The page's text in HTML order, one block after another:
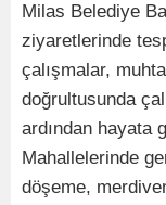
Milas Belediye
ziyaretlerinde
çalışmalar,
doğrultusunda
ardından hayata
Mahallelerinde
döşeme,